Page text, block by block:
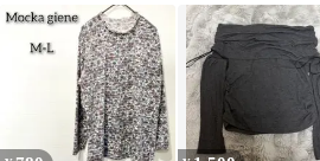
プス ホワイト M